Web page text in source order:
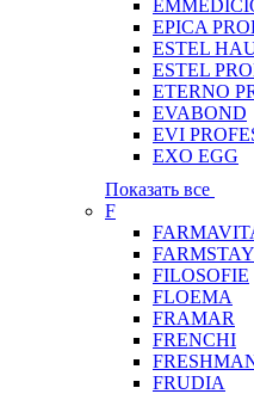
EPICA
ESTEL
ESTEL
ETERNO
EVABOND
EVI
EXO EGG
Показать все
F
FARMSTAY
FILOSOFIE
FLOEMA
FRAMAR
FRENCHI
FRUDIA